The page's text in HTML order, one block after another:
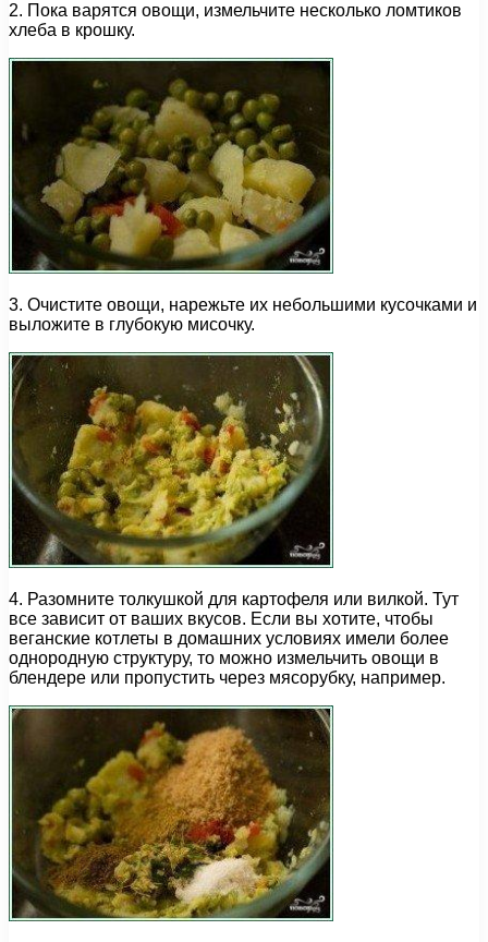
2. Пока варятся овощи, измельчите несколько ломтиков
хлеба в крошку.
3. Очистите овощи, нарежьте их небольшими кусочками и
выложите в глубокую мисочку.
4. Разомните толкушкой для картофеля или вилкой. Тут
все зависит от ваших вкусов. Если вы хотите, чтобы
веганские котлеты в домашних условиях имели более
однородную структуру, то можно измельчить овощи в
блендере или пропустить через мясорубку, например.